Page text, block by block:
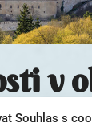
Souhlas s
v
skvost